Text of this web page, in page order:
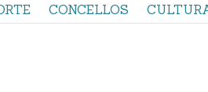
CONCELLOS